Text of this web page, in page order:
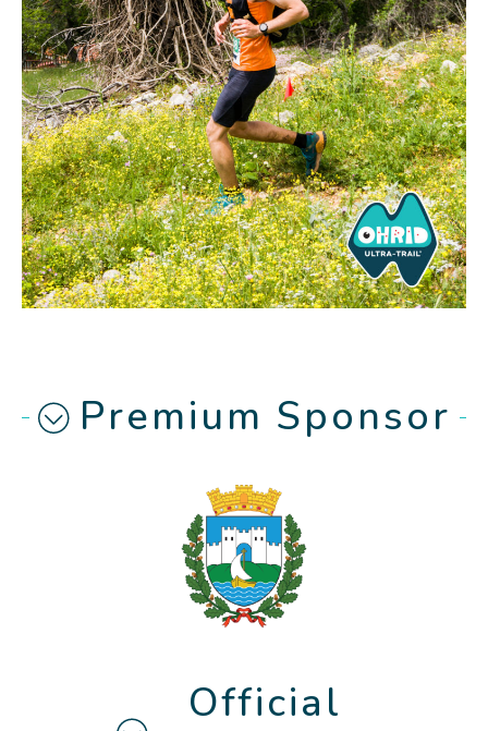
Premium Sponsor
Official